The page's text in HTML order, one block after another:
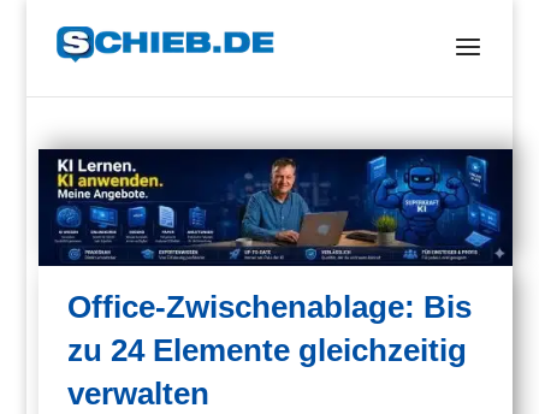
Office-Zwischenablage: Bis
zu 24 Elemente gleichzeitig
verwalten